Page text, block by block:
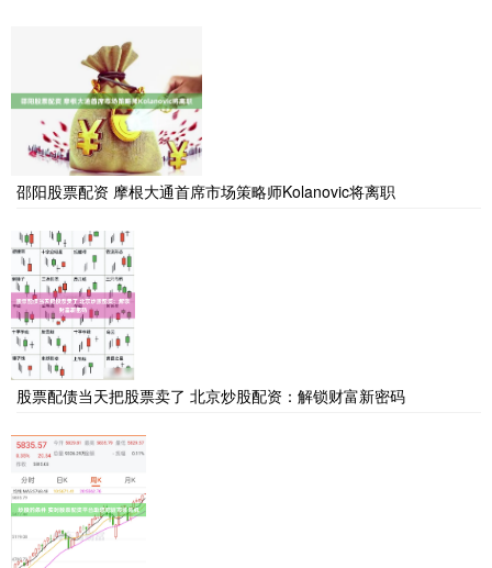
邵阳股票配资 摩根大通首席市场策略师Kolanovic将离职
股票配债当天把股票卖了 北京炒股配资：解锁财富新密码